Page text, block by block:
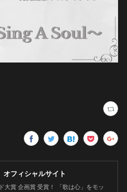
フィシャルサイト
大賞 企画賞 受賞！ 「歌は心」をモッ